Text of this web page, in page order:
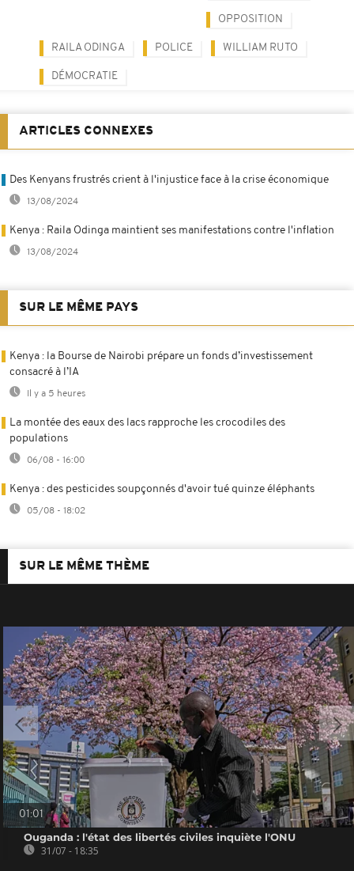
OPPOSITION
RAILA ODINGA POLICE WILLIAM RUTO
DÉMOCRATIE
ARTICLES CONNEXES
Des Kenyans frustrés crient à l'injustice face à la crise économique
13/08/2024
Kenya : Raila Odinga maintient ses manifestations contre l'inflation
13/08/2024
SUR LE MÊME PAYS
Kenya : la Bourse de Nairobi prépare un fonds d’investissement
consacré à l’IA
Il y a 5 heures
La montée des eaux des lacs rapproche les crocodiles des
populations
06/08 - 16:00
Kenya : des pesticides soupçonnés d'avoir tué quinze éléphants
05/08 - 18:02
SUR LE MÊME THÈME
01:01
Ouganda : l'état des libertés civiles inquiète l'ONU
31/07 - 18:35